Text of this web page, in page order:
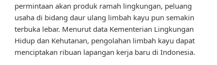
permintaan akan produk ramah lingkungan, peluang
usaha di bidang daur ulang limbah kayu pun semakin
terbuka lebar. Menurut data Kementerian Lingkungan
Hidup dan Kehutanan, pengolahan limbah kayu dapat
menciptakan ribuan lapangan kerja baru di Indonesia.